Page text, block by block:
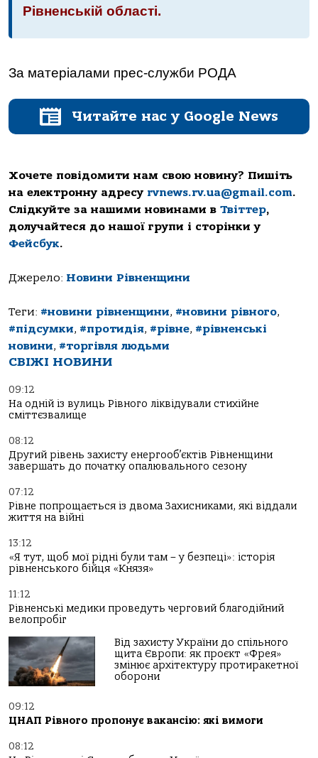
Рівненській області.
За матеріалами прес-служби РОДА
Читайте нас у Google News
Хочете повідомити нам свою новину? Пишіть
на електронну адресу rvnews.rv.ua@gmail.com.
Слідкуйте за нашими новинами в Твіттер,
долучайтеся до нашої групи і сторінки у
Фейсбук.
Джерело: Новини Рівненщини
Теги: #новини рівненщини, #новини рівного,
#підсумки, #протидія, #рівне, #рівненські
новини, #торгівля людьми
СВІЖІ НОВИНИ
09:12
На одній із вулиць Рівного ліквідували стихійне
сміттєзвалище
08:12
Другий рівень захисту енергооб’єктів Рівненщини
завершать до початку опалювального сезону
07:12
Рівне попрощається із двома Захисниками, які віддали
життя на війні
13:12
«Я тут, щоб мої рідні були там – у безпеці»: історія
рівненського бійця «Князя»
11:12
Рівненські медики проведуть черговий благодійний
велопробіг
Від захисту України до спільного
щита Європи: як проєкт «Фрея»
змінює архітектуру протиракетної
оборони
09:12
ЦНАП Рівного пропонує вакансію: які вимоги
08:12